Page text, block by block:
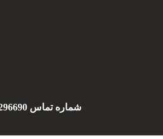
شماره تماس 09397296690